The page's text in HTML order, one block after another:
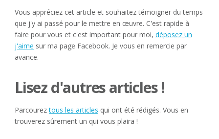
Vous appréciez cet article et souhaitez témoigner du temps
que j'y ai passé pour le mettre en œuvre. C'est rapide à
faire pour vous et c'est important pour moi, déposez un
j'aime sur ma page Facebook. Je vous en remercie par
avance.
Lisez d'autres articles !
Parcoureztous les articles qui ont été rédigés. Vous en
trouverez sûrement un qui vous plaira !